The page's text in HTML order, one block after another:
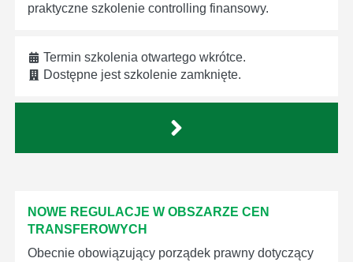
praktyczne szkolenie controlling finansowy.
Termin szkolenia otwartego wkrótce.
Dostępne jest szkolenie zamknięte.
NOWE REGULACJE W OBSZARZE CEN
TRANSFEROWYCH
Obecnie obowiązujący porządek prawny dotyczący